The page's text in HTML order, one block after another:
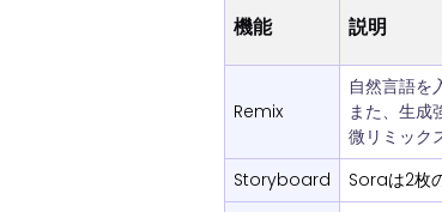
機能 説明
Remix
自然言語を
また、生成
微リミック
Storyboard
Soraは2枚